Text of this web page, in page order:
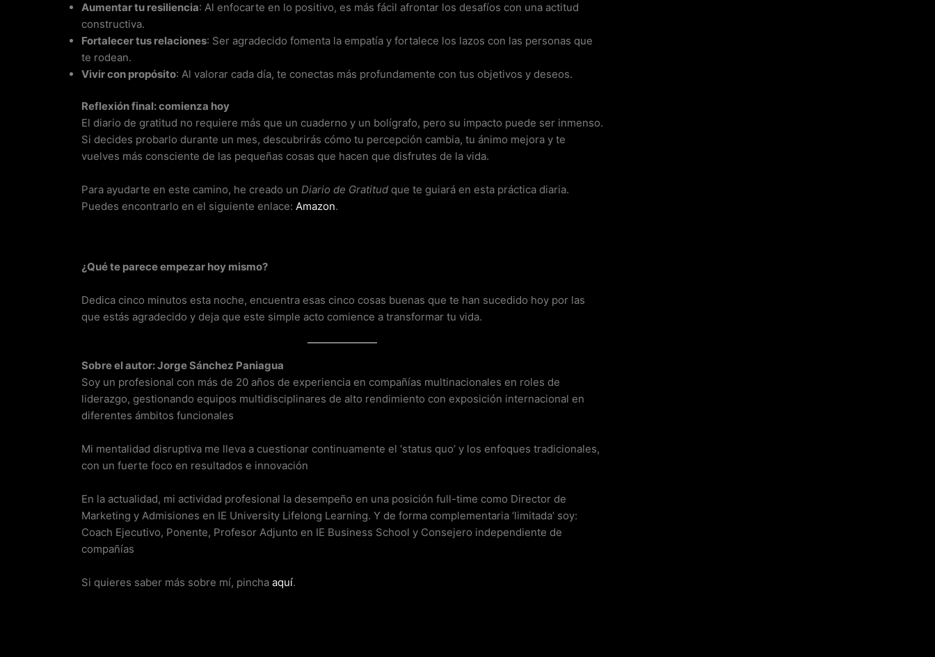
Aumentar tu resiliencia: Al enfocarte en lo positivo, es más fácil afrontar los desafíos con una actitud
constructiva.
Fortalecer tus relaciones: Ser agradecido fomenta la empatía y fortalece los lazos con las personas que
te rodean.
Vivir con propósito: Al valorar cada día, te conectas más profundamente con tus objetivos y deseos.
Reflexión final: comienza hoy
El diario de gratitud no requiere más que un cuaderno y un bolígrafo, pero su impacto puede ser inmenso.
Si decides probarlo durante un mes, descubrirás cómo tu percepción cambia, tu ánimo mejora y te
vuelves más consciente de las pequeñas cosas que hacen que disfrutes de la vida.
Para ayudarte en este camino, he creado un Diario de Gratitud que te guiará en esta práctica diaria.
Puedes encontrarlo en el siguiente enlace: Amazon.
¿Qué te parece empezar hoy mismo?
Dedica cinco minutos esta noche, encuentra esas cinco cosas buenas que te han sucedido hoy por las
que estás agradecido y deja que este simple acto comience a transformar tu vida.
Sobre el autor: Jorge Sánchez Paniagua
Soy un profesional con más de 20 años de experiencia en compañías multinacionales en roles de
liderazgo, gestionando equipos multidisciplinares de alto rendimiento con exposición internacional en
diferentes ámbitos funcionales
Mi mentalidad disruptiva me lleva a cuestionar continuamente el ‘status quo’ y los enfoques tradicionales,
con un fuerte foco en resultados e innovación
En la actualidad, mi actividad profesional la desempeño en una posición full-time como Director de
Marketing y Admisiones en IE University Lifelong Learning. Y de forma complementaria ‘limitada’ soy:
Coach Ejecutivo, Ponente, Profesor Adjunto en IE Business School y Consejero independiente de
compañías
Si quieres saber más sobre mí, pincha aquí.